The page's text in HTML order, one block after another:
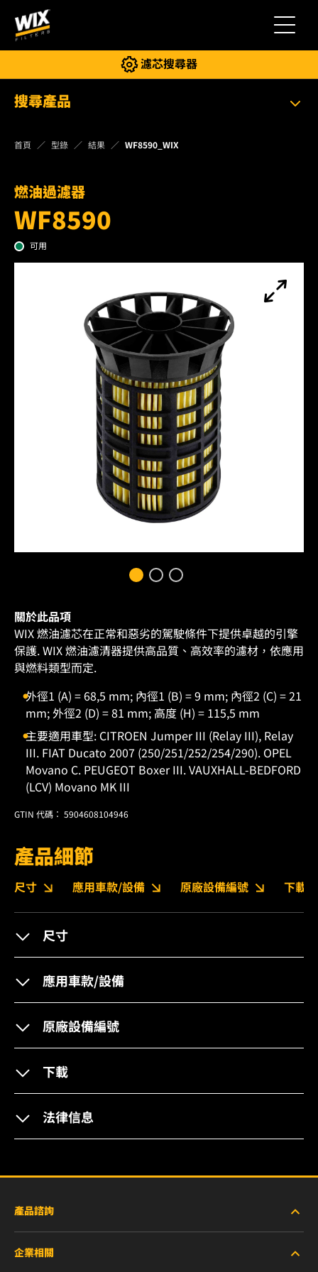
切換導航
濾芯搜尋器
搜尋產品
首頁 型錄 結果 WF8590_WIX
燃油過濾器
WF8590
可用
關於此品項
WIX 燃油濾芯在正常和惡劣的駕駛條件下提供卓越的引擎
保護. WIX 燃油濾清器提供高品質、高效率的濾材，依應用
與燃料類型而定.
外徑1 (A) = 68,5 mm; 內徑1 (B) = 9 mm; 內徑2 (C) = 21
mm; 外徑2 (D) = 81 mm; 高度 (H) = 115,5 mm
主要適用車型: CITROEN Jumper III (Relay III), Relay
III. FIAT Ducato 2007 (250/251/252/254/290). OPEL
Movano C. PEUGEOT Boxer III. VAUXHALL-BEDFORD
(LCV) Movano MK III
GTIN 代碼： 5904608104946
產品細節
尺寸 應用車款/設備 原廠設備編號 下載
尺寸
應用車款/設備
原廠設備編號
下載
法律信息
產品諮詢
重型設備車輛
企業相關